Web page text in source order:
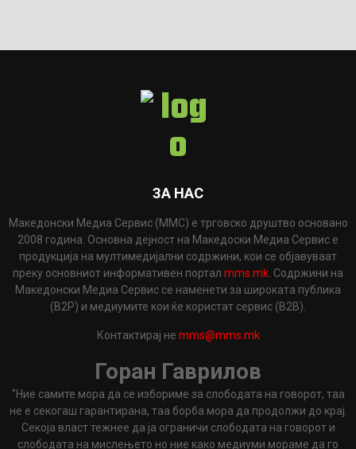
ЗА НАС
Македонски Медиа Сервис (ММС) е трговско друштво основано
2008 година. Основна дејност на Македоски Медиа Сервис е
продукција на мултимедијални содржини, кои се објавуваат
преку основниот информативен портал mms.mk. Содржини на
Македонски Медиа Сервис се наменети за широката публика
(B2P) и медиумите кои ќе користат сервис (B2B).
Контактирај не mms@mms.mk
Горан Гаврилов
"Ние самите мора да се избориме за слободата на говорот, таа
не е секогаш гарантирана, таа борба мора да продолжи до крај.
Секоја власт тежнее да ја ограничи слободата на говорот и
слободата на мислењето но ние како медиуми мораме да го